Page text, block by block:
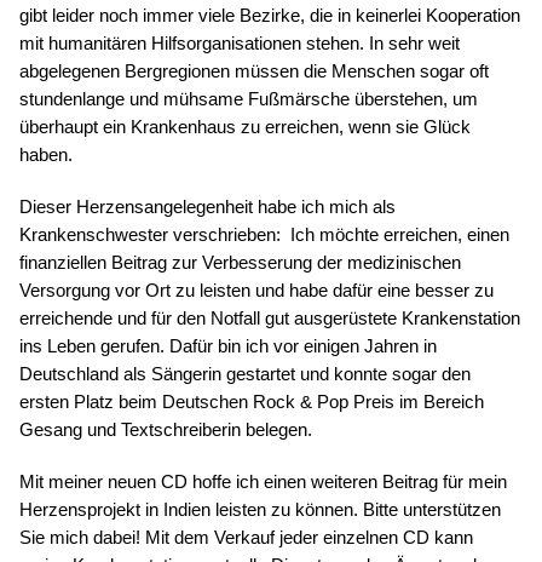
gibt leider noch immer viele Bezirke, die in keinerlei Kooperation
mit humanitären Hilfsorganisationen stehen. In sehr weit
abgelegenen Bergregionen müssen die Menschen sogar oft
stundenlange und mühsame Fußmärsche überstehen, um
überhaupt ein Krankenhaus zu erreichen, wenn sie Glück
haben.
Dieser Herzensangelegenheit habe ich mich als
Krankenschwester verschrieben: Ich möchte erreichen, einen
finanziellen Beitrag zur Verbesserung der medizinischen
Versorgung vor Ort zu leisten und habe dafür eine besser zu
erreichende und für den Notfall gut ausgerüstete Krankenstation
ins Leben gerufen. Dafür bin ich vor einigen Jahren in
Deutschland als Sängerin gestartet und konnte sogar den
ersten Platz beim Deutschen Rock & Pop Preis im Bereich
Gesang und Textschreiberin belegen.
Mit meiner neuen CD hoffe ich einen weiteren Beitrag für mein
Herzensprojekt in Indien leisten zu können. Bitte unterstützen
Sie mich dabei! Mit dem Verkauf jeder einzelnen CD kann